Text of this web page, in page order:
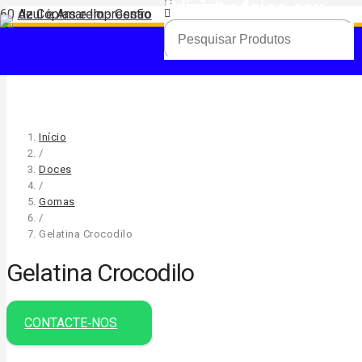
Produto
foi adicionado ao seu carrinho.
Início
/
Doces
/
Gomas
/
Gelatina Crocodilo
Gelatina Crocodilo
CONTACTE‑NOS